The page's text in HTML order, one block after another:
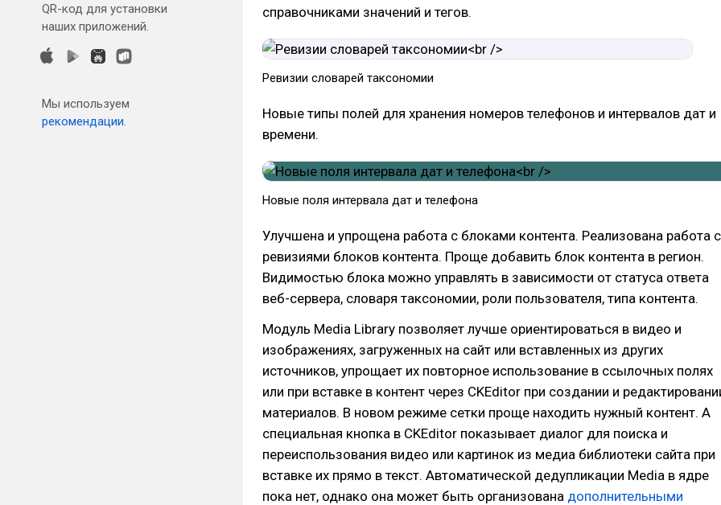
QR-код для установки
наших приложений.
Мы используем
рекомендации.
справочниками значений и тегов.
Ревизии словарей таксономии
Новые типы полей для хранения номеров телефонов и интервалов дат и
времени.
Новые поля интервала дат и телефона
Улучшена и упрощена работа с блоками контента. Реализована работа с
ревизиями блоков контента. Проще добавить блок контента в регион.
Видимостью блока можно управлять в зависимости от статуса ответа
веб-сервера, словаря таксономии, роли пользователя, типа контента.
Модуль Media Library позволяет лучше ориентироваться в видео и
изображениях, загруженных на сайт или вставленных из других
источников, упрощает их повторное использование в ссылочных полях
или при вставке в контент через CKEditor при создании и
материалов. В новом режиме сетки проще находить нужный контент. А
специальная кнопка в CKEditor показывает диалог для поиска и
переиспользования видео или картинок из медиа библиотеки сайта при
вставке их прямо в текст. Автоматической дедупликации Media в ядре
пока нет, однако она может быть организована дополнительными